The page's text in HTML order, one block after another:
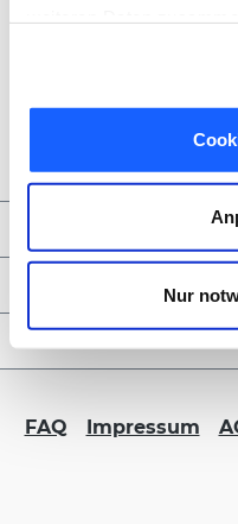
gesammelt haben. Sie
Cookies, wenn Sie
Nur
Service & Kontakt
FORMBLITZ B2B
FAQ Impressum